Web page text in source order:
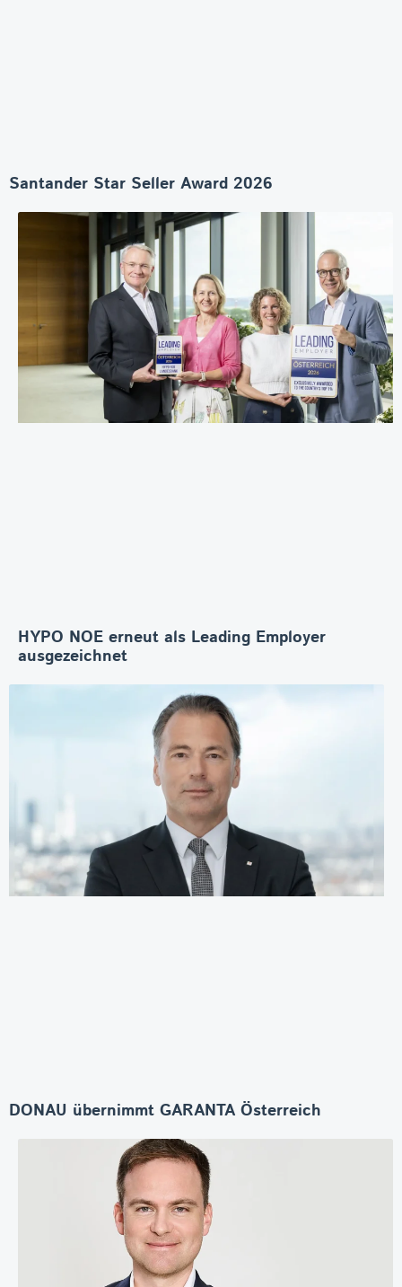
Santander Star Seller Award 2026
HYPO NOE erneut als Leading Employer
ausgezeichnet
DONAU übernimmt GARANTA Österreich